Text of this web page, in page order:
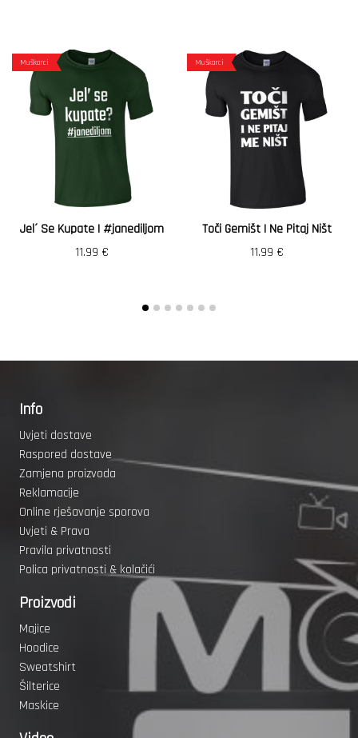
Muškarci
Jel´ Se Kupate | #janediljom
11.99 €
Muškarci
Toči Gemišt I Ne Pitaj Ništ
11.99 €
Info
Uvjeti dostave
Raspored dostave
Zamjena proizvoda
Reklamacije
Online rješavanje sporova
Uvjeti & Prava
Pravila privatnosti
Polica privatnosti & kolačići
Proizvodi
Majice
Hoodice
Sweatshirt
Šilterice
Maskice